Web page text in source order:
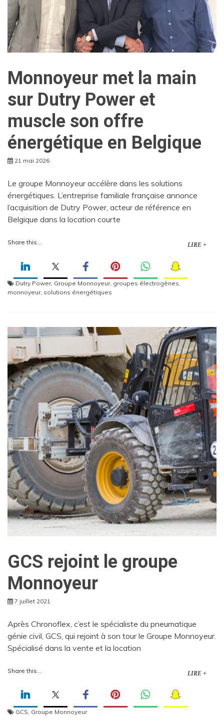
Monnoyeur met la main
sur Dutry Power et
muscle son offre
énergétique en Belgique
21 mai 2026
Le groupe Monnoyeur accélère dans les solutions
énergétiques. L’entreprise familiale française annonce
l’acquisition de Dutry Power, acteur de référence en
Belgique dans la location courte
Share this... LIRE +
Dutry Power, Groupe Monnoyeur, groupes électrogènes,
monnoyeur, solutions énergétiques
GCS rejoint le groupe
Monnoyeur
7 juillet 2021
Après Chronoflex, c’est le spécialiste du pneumatique
génie civil, GCS, qui rejoint à son tour le Groupe Monnoyeur.
Spécialisé dans la vente et la location
Share this... LIRE +
GCS Groupe Monnoyeur